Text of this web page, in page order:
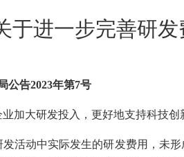
于进一步完善研
公告2023年第7号
大研发投入，更好地支持科技创
动中实际发生的研发费用，未形